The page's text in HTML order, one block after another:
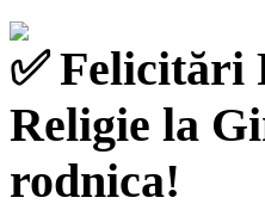
Felicitări
Religie la
rodnica!